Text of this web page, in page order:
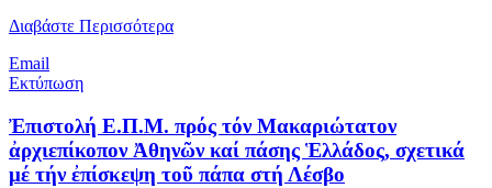
Διαβάστε Περισσότερα
Email
Εκτύπωση
Ἐπιστολή Ε.Π.Μ. πρός τόν Μακαριώτατον
ἀρχιεπίκοπον Ἀθηνῶν καί πάσης Ἑλλάδος, σχετικά
μέ τήν ἐπίσκεψη τοῦ πάπα στή Λέσβο